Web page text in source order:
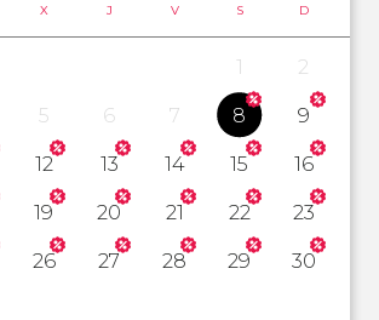
X J V S D
1
2
5 6 7 8
9
12 13 14 15
16
19 20 21 22
23
26 27 28 29
30